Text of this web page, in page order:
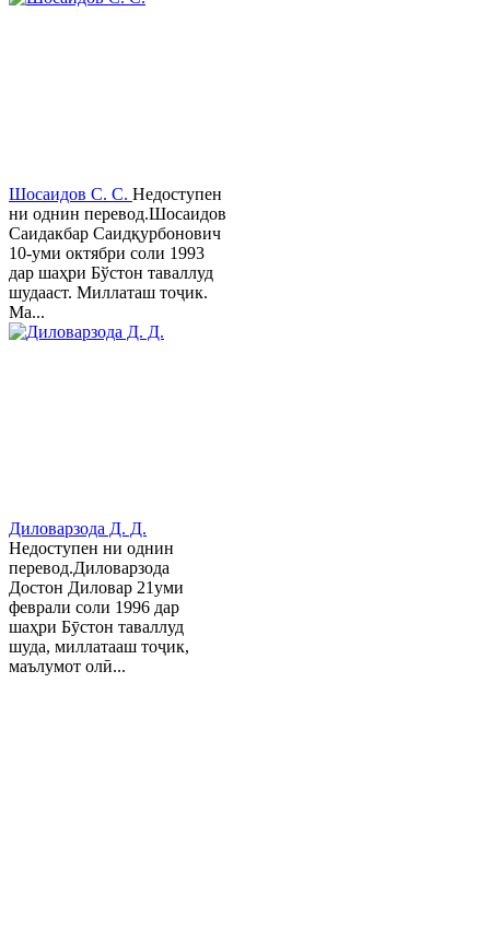
Шосаидов С. С. Недоступен
ни однин перевод.Шосаидов
Саидакбар Саидқурбонович
10-уми октябри соли 1993
дар шаҳри Бўстон таваллуд
шудааст. Миллаташ тоҷик.
Ма...
Диловарзода Д. Д.
Недоступен ни однин
перевод.Диловарзода
Достон Диловар 21уми
феврали соли 1996 дар
шаҳри Бӯстон таваллуд
шуда, миллатааш тоҷик,
маълумот олӣ...